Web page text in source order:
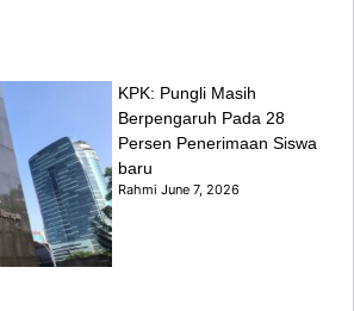
KPK: Pungli Masih
Berpengaruh Pada 28
Persen Penerimaan Siswa
baru
RahmiJune 7, 2026